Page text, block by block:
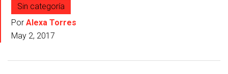
Sin categoría
Por Alexa Torres
May 2, 2017